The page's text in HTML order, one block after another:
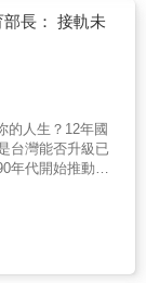
教室，孩子的
表達意見。因
、講義，改變
被動風景，讓
創辦人Dale
、設計思
關鍵人
學」的中山女高
室」的光榮國
年來關注國內教
天下》，集結
鍵議題。從日
到世界，探訪
心教育的讀
革」。在乎孩
供完整易讀的全
採取更適性的教
TED教育大獎得
天下》翻譯轉載
教育大師包括：
蒙（William
白揭示了科技對
制的衝擊；並首
．可汗，直擊
位教學現場新
」篇章外，也
教育選擇權出
德福、自學體系
示。 & ●未
些什麼？ 提出
律學習力」與
專訪、學者專
與家庭人物故
部長： 接軌未
的人生？12年國
台灣能否升級已
年代開始推動教
制及人員的轉
維，也必須改
再主導「學習」